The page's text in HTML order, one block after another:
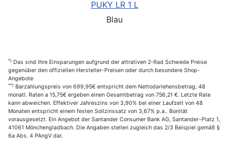
PUKY LR 1 L
Blau
*) Das sind Ihre Einsparungen aufgrund der attrativen 2-Rad Schwede Preise
gegenüber den offiziellen Hersteller-Preisen oder durch besondere Shop-
Angebote
**) Barzahlungspreis von 699,95€ entspricht dem Nettodarlehensbetrag; 48
monatl. Raten a 15,75€ ergeben einen Gesamtbetrag von 756,21 €. Letzte Rate
kann abweichen. Effektiver Jahreszins von 3,90% bei einer Laufzeit von 48
Monaten entspricht einem festen Sollzinssatz von 3,67% p.a.. Bonität
vorausgesetzt. Ein Angebot der Santander Consumer Bank AG, Santander-Platz 1,
41061 Mönchengladbach. Die Angaben stellen zugleich das 2/3 Beispiel gemäß §
6a Abs. 4 PAngV dar.